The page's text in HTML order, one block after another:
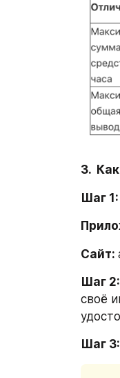
3.
Шаг 1:
Сайт:
Шаг 2:
своё
Шаг 3: